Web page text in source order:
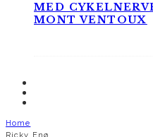
MED
MONT VENTOUX
Home
Ricky Enø